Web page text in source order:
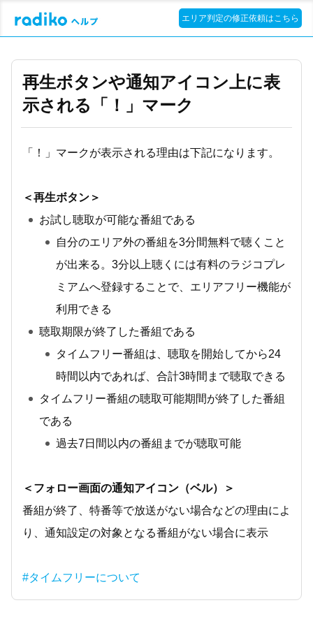
エリア判定の修正依頼はこちら
再生ボタンや通知アイコン上に表
示される「！」マーク
「！」マークが表示される理由は下記になります。
＜再生ボタン＞
お試し聴取が可能な番組である
自分のエリア外の番組を3分間無料で聴くこと
が出来る。3分以上聴くには有料のラジコプレ
ミアムへ登録することで、エリアフリー機能が
利用できる
聴取期限が終了した番組である
タイムフリー番組は、聴取を開始してから24
時間以内であれば、合計3時間まで聴取できる
タイムフリー番組の聴取可能期間が終了した番組
である
過去7日間以内の番組までが聴取可能
＜フォロー画面の通知アイコン（ベル）＞
番組が終了、特番等で放送がない場合などの理由によ
り、通知設定の対象となる番組がない場合に表示
#タイムフリーについて